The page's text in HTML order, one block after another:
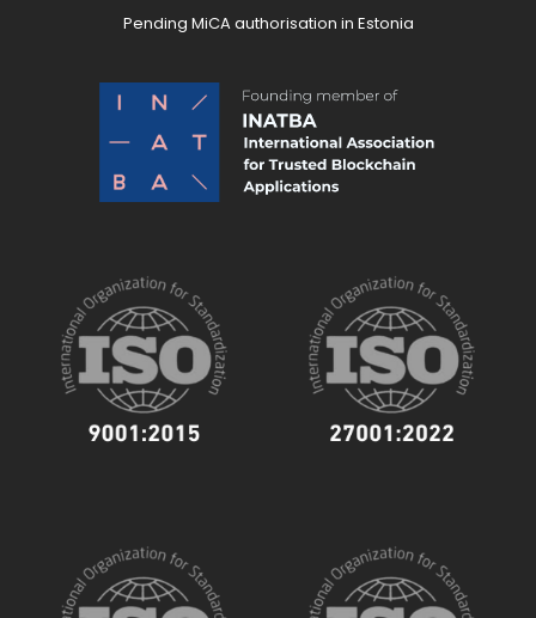
Pending MiCA authorisation in Estonia